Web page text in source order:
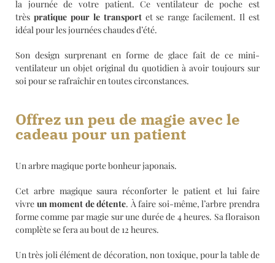
la journée de votre patient. Ce ventilateur de poche est
très pratique pour le transportet se range facilement. Il est
idéal pour les journées chaudes d’été.
Son design surprenant en forme de glace fait de ce mini-
ventilateur un objet original du quotidien à avoir toujours sur
soi pour se rafraîchir en toutes circonstances.
Offrez un peu de magie avec le
cadeau pour un patient
Un arbre magique porte bonheur japonais.
Cet arbre magique saura réconforter le patient et lui faire
vivre un moment de détente. À faire soi-même, l’arbre prendra
forme comme par magie sur une durée de 4 heures. Sa floraison
complète se fera au bout de 12 heures.
Un très joli élément de décoration, non toxique, pour la table de